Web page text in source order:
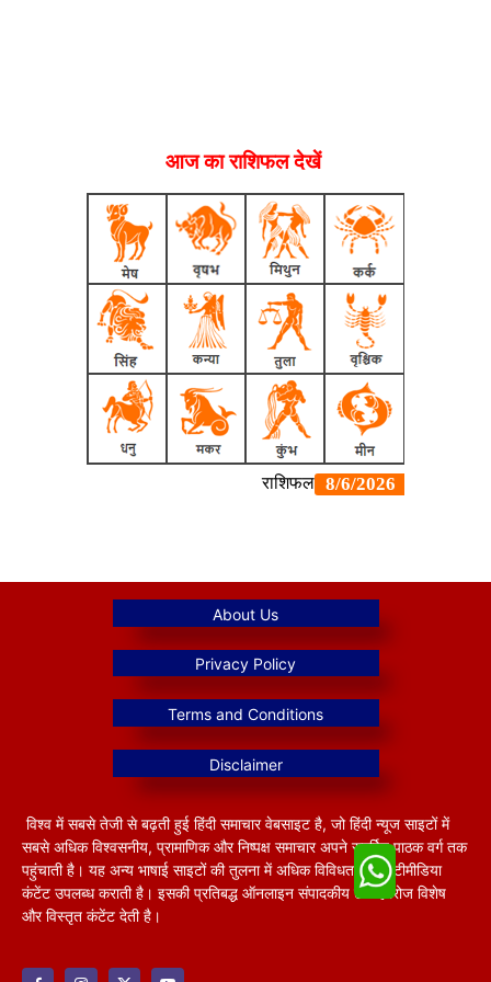
आज का राशिफल देखें
विश्व में सबसे तेजी से बढ़ती हुई हिंदी समाचार वेबसाइट है, जो हिंदी न्यूज साइटों में
सबसे अधिक विश्वसनीय, प्रामाणिक और निष्पक्ष समाचार अपने समर्पित पाठक वर्ग तक
पहुंचाती है। यह अन्य भाषाई साइटों की तुलना में अधिक विविधतापूर्ण मल्टीमीडिया
कंटेंट उपलब्ध कराती है। इसकी प्रतिबद्ध ऑनलाइन संपादकीय टीम हररोज विशेष
और विस्तृत कंटेंट देती है।